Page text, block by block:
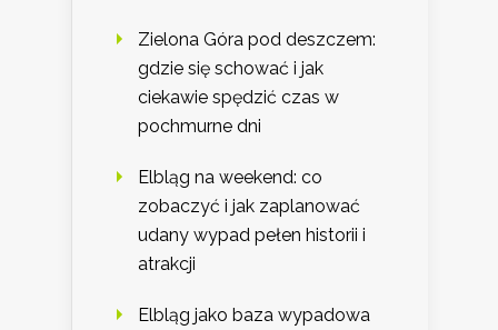
Zielona Góra pod deszczem:
gdzie się schować i jak
ciekawie spędzić czas w
pochmurne dni
Elbląg na weekend: co
zobaczyć i jak zaplanować
udany wypad pełen historii i
atrakcji
Elbląg jako baza wypadowa